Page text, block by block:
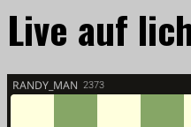
Live auf